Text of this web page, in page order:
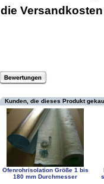
die
Kunden, die dieses Produkt
Ofenrohrisolation Größe 1 bis
180 mm Durchmesser